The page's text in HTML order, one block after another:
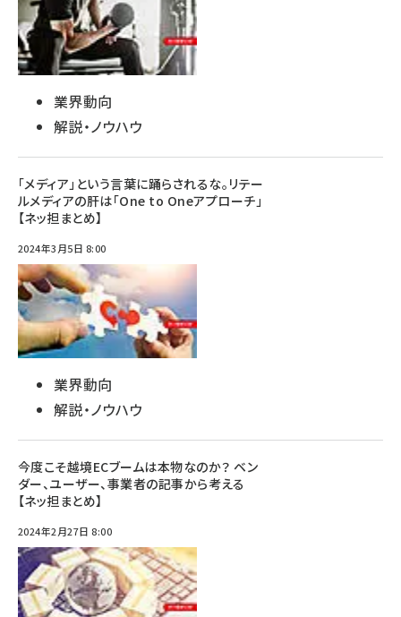
業界動向
解説・ノウハウ
「メディア」という言葉に踊らされるな。リテー
ルメディアの肝は「One to Oneアプローチ」
【ネッ担まとめ】
2024年3月5日 8:00
業界動向
解説・ノウハウ
今度こそ越境ECブームは本物なのか？ ベン
ダー、ユーザー、事業者の記事から考える
【ネッ担まとめ】
2024年2月27日 8:00